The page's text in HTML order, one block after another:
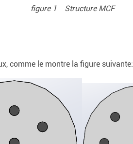
figure 1 Structure MCF
comme le montre la figure suivante: